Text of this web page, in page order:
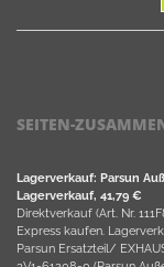
SEITEN-
Lagerverkauf: Parsun
Lagerverkauf, 41,79 €
Direktverkauf (Art. Nr.
Express kaufen.
Parsun Ersatzteil/